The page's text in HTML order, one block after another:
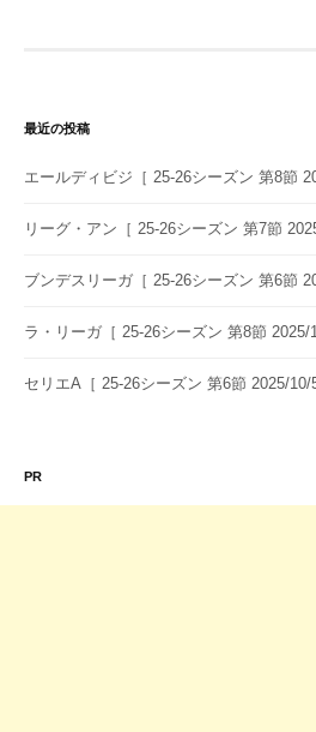
シ
ョ
最近の投稿
エールディビジ［ 25-26シーズン 第8節
リーグ・アン［ 25-26シーズン 第7節
ブンデスリーガ［ 25-26シーズン 第6節
ラ・リーガ［ 25-26シーズン 第8節
セリエA［ 25-26シーズン 第6節 2025/
PR